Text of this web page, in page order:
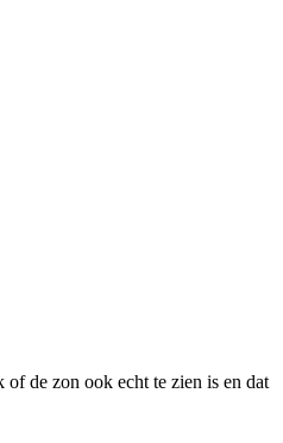
de zon ook echt te zien is en dat